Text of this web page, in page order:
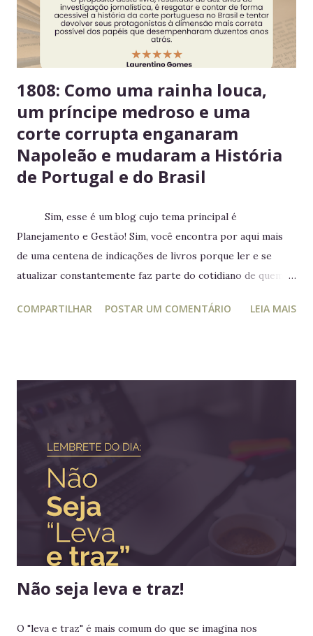
agradável para o próximo usuário. 5. Não deixe alimentos
estragarem Escolha um dia fixo da semana para revisar
seus itens e evitar desperdício. 6....
1808: Como uma rainha louca,
um príncipe medroso e uma
corte corrupta enganaram
Napoleão e mudaram a História
de Portugal e do Brasil
Sim, esse é um blog cujo tema principal é
Planejamento e Gestão! Sim, você encontra por aqui mais
de uma centena de indicações de livros porque ler e se
atualizar constantemente faz parte do cotidiano de quem
planejamento e gestão a leitura e atualização frequente é
territórios alheios, mas nenhum deles tinha ido tão longe a
ponto de cruzar um oceano para viver e reinar do outro
lado do mundo. Embora os europeus dominassem colônias
imensas em diversos continentes, até aquele momento
nenhum rei havia colocado os pés em seus territórios
ultramarinos para uma simples...
COMPARTILHAR POSTAR UM COMENTÁRIO LEIA MAIS
Não seja leva e traz!
O "leva e traz" é mais comum do que se imagina nos